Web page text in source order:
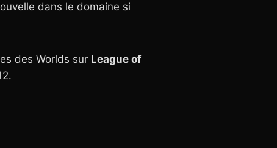
dans le domaine si
des Worlds sur League of